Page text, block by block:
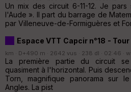
Un mix des circuit 6-11-12. Je
l'Aude ». Il part du barrage de
par Villeneuve-de-Formiguères et
Espace VTT Capcir n°18 -
km · D+490 m · 2642 vus · 238 dl · 02:46 ·
La première partie du circuit
quasiment à l'horizontal. Puis
Torn, magnifique panorama sur
Angles. La pist